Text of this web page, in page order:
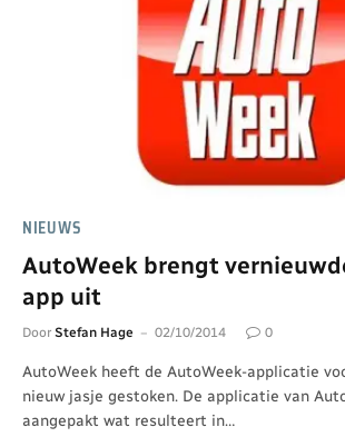
NIEUWS
AutoWeek brengt
app uit
Door Stefan Hage 02/10/2014 0
AutoWeek heeft de AutoWeek-applicatie
nieuw jasje gestoken. De applicatie van
aangepakt wat resulteert in…